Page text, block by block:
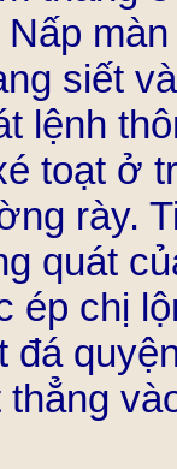
Nấp
siết
lệnh
toạt ở
rày.
quát
ép chị
đá
thẳng